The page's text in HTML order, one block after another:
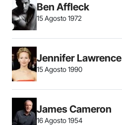
Ben Affleck
15 Agosto 1972
Jennifer Lawrence
15 Agosto 1990
James Cameron
16 Agosto 1954